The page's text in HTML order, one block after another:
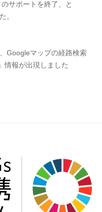
サポートを終了、と
。
Googleマップの経路検索
情報が出現しました